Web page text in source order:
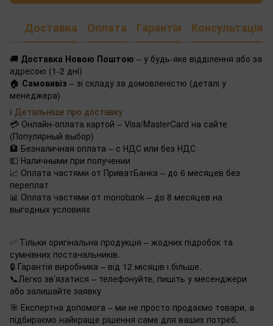
Доставка Оплата Гарантія Консультація
🚚 Доставка Новою Поштою – у будь-яке відділення або за
адресою (1-2 дні)
🏠 Самовивіз – зі складу за домовленістю (деталі у
менеджера)
ℹ️ Детальніше про доставку
💳 Онлайн-оплата картой – Visa/MasterCard на сайте
(Популярный выбор)
🏦 Безналичная оплата – с НДС или без НДС
💵 Наличными при получении
📈 Оплата частями от ПриватБанка – до 6 месяцев без
переплат
📊 Оплата частями от monobank – до 8 месяцев на
выгодных условиях
✅ Тільки оригінальна продукція – жодних підробок та
сумнівних постачальників.
🔒 Гарантія виробника – від 12 місяців і більше.
📞Легко зв’язатися – телефонуйте, пишіть у месенджери
або залишайте заявку
🎯 Експертна допомога – ми не просто продаємо товари, а
підбираємо найкраще рішення саме для ваших потреб.